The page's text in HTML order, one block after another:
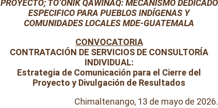
PROYECTO; TO’ONÏK QAWINAQ: MECANISMO DEDICADO
ESPECIFICO PARA PUEBLOS INDÍGENAS Y
COMUNIDADES LOCALES MDE-GUATEMALA
CONVOCATORIA
CONTRATACIÓN DE SERVICIOS DE CONSULTORÍA
INDIVIDUAL:
Estrategia de Comunicación para el Cierre del
Proyecto y Divulgación de Resultados
Chimaltenango, 13 de mayo de 2026.